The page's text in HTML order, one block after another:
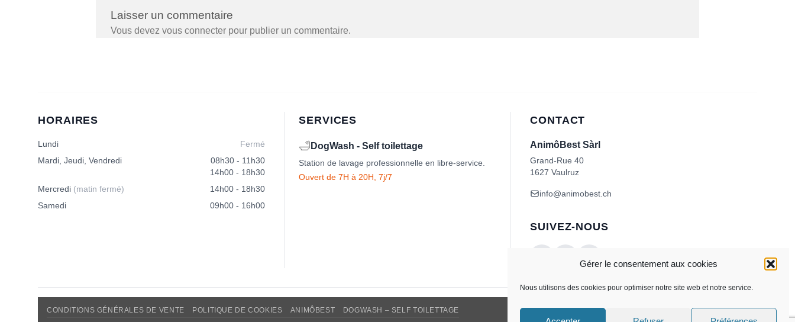
Gérer le consentement aux cookies
Nous utilisons des cookies pour optimiser notre site web et notre service.
Laisser un commentaire
Vous devez vous connecter pour publier un commentaire.
HORAIRES
Lundi
Fermé
Mardi, Jeudi, Vendredi
08h30 - 11h30
14h00 - 18h30
Mercredi (matin fermé)
14h00 - 18h30
Samedi
09h00 - 16h00
SERVICES
🛁 DogWash - Self toilettage
Station de lavage professionnelle en libre-service.
Ouvert de 7H à 20H, 7j/7
CONTACT
AnimôBest Sàrl
Grand-Rue 40
1627 Vaulruz
info@animobest.ch
SUIVEZ-NOUS
CONDITIONS GÉNÉRALES DE VENTE POLITIQUE DE COOKIES ANIMÔBEST DOGWASH – SELF TOILETTAGE